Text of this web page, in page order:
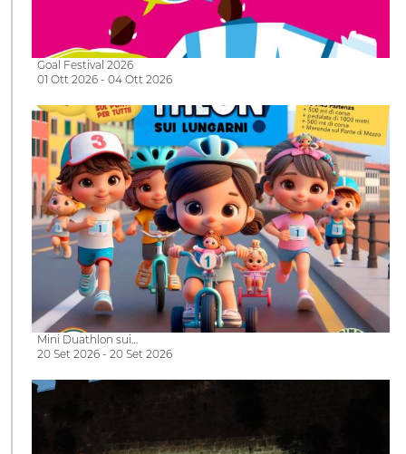
Goal Festival 2026
01 Ott 2026 - 04 Ott 2026
Mini Duathlon sui…
20 Set 2026 - 20 Set 2026